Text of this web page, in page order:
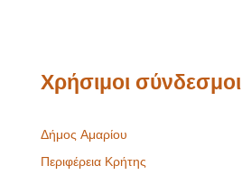
Χρήσιμοι σύνδεσμοι
Δήμος Αμαρίου
Περιφέρεια Κρήτης